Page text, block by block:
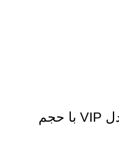
ادوتویلت مردانه النترا مدل VIP با حجم